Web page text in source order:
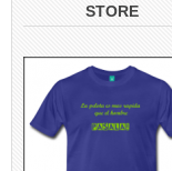
STORE